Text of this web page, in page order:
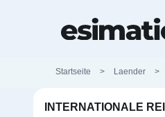
Startseite > Laender >
INTERNATIONALE